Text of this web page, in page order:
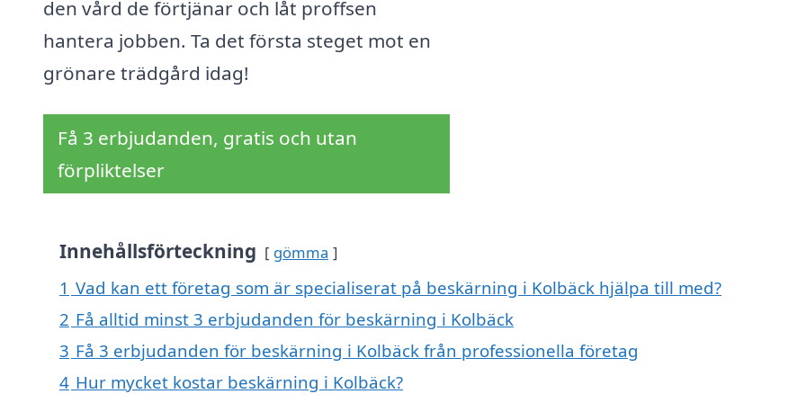
den vård de förtjänar och låt proffsen
hantera jobben. Ta det första steget mot en
grönare trädgård idag!
Få 3 erbjudanden, gratis och utan
förpliktelser
Innehållsförteckning gömma
1 Vad kan ett företag som är specialiserat på beskärning i Kolbäck hjälpa till med?
2 Få alltid minst 3 erbjudanden för beskärning i Kolbäck
3 Få 3 erbjudanden för beskärning i Kolbäck från professionella företag
4 Hur mycket kostar beskärning i Kolbäck?